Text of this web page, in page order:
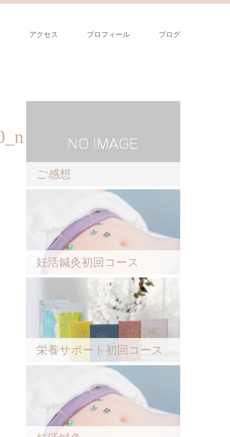
アクセス プロフィール ブログ
ご感想
妊活鍼灸初回コース
栄養サポート初回コース